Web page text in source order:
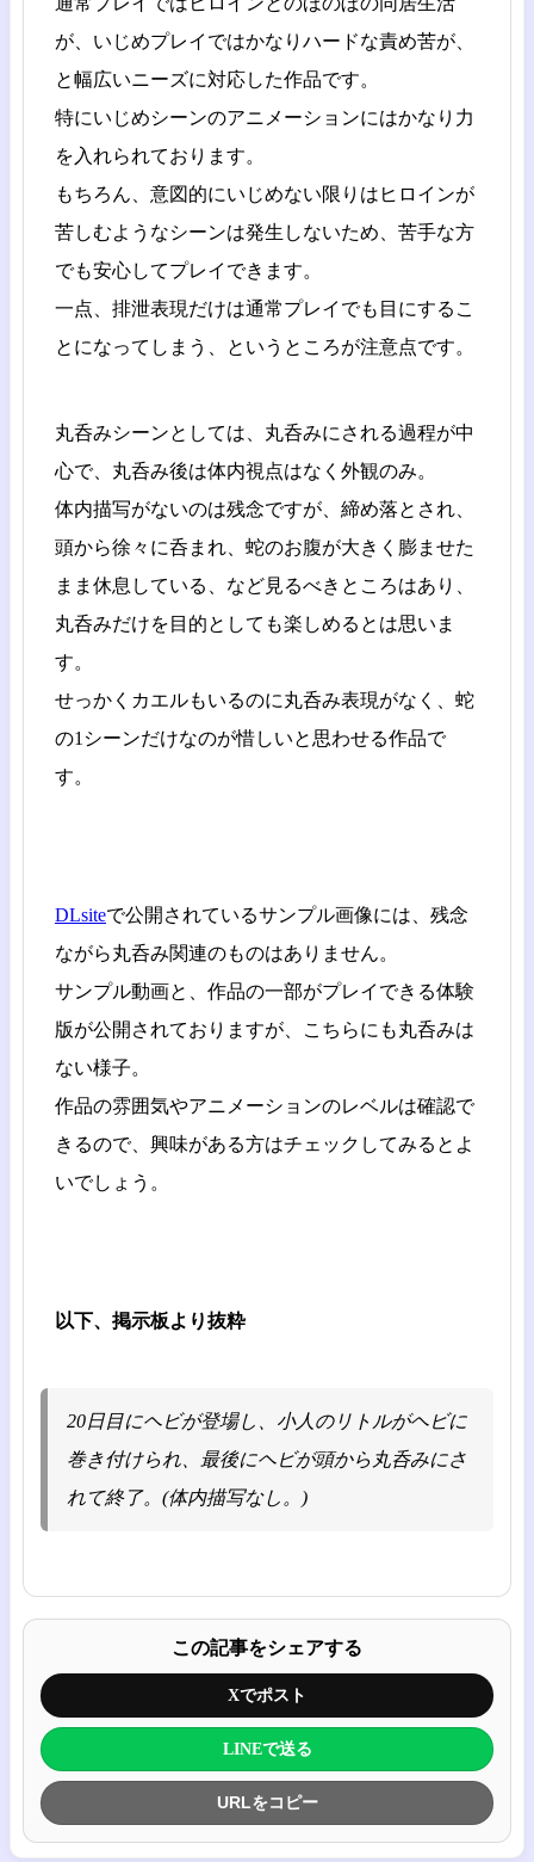
が、いじめプレイではかなりハードな責め苦が、
と幅広いニーズに対応した作品です。
特にいじめシーンのアニメーションにはかなり力
を入れられております。
もちろん、意図的にいじめない限りはヒロインが
苦しむようなシーンは発生しないため、苦手な方
でも安心してプレイできます。
一点、排泄表現だけは通常プレイでも目にするこ
とになってしまう、というところが注意点です。
丸呑みシーンとしては、丸呑みにされる過程が中
心で、丸呑み後は体内視点はなく外観のみ。
体内描写がないのは残念ですが、締め落とされ、
頭から徐々に呑まれ、蛇のお腹が大きく膨ませた
まま休息している、など見るべきところはあり、
丸呑みだけを目的としても楽しめるとは思いま
す。
せっかくカエルもいるのに丸呑み表現がなく、蛇
の1シーンだけなのが惜しいと思わせる作品で
す。
DLsiteで公開されているサンプル画像には、残念
ながら丸呑み関連のものはありません。
サンプル動画と、作品の一部がプレイできる体験
版が公開されておりますが、こちらにも丸呑みは
ない様子。
作品の雰囲気やアニメーションのレベルは確認で
きるので、興味がある方はチェックしてみるとよ
いでしょう。
以下、掲示板より抜粋
20日目にヘビが登場し、小人のリトルがヘビに
巻き付けられ、最後にヘビが頭から丸呑みにさ
れて終了。(体内描写なし。)
この記事をシェアする
Xでポスト
LINEで送る
URLをコピー